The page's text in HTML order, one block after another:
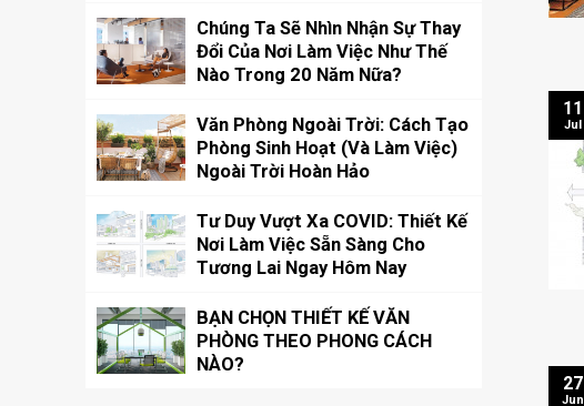
Chúng Ta Sẽ Nhìn Nhận Sự Thay
Đổi Của Nơi Làm Việc Như Thế
Nào Trong 20 Năm Nữa?
Văn Phòng Ngoài Trời: Cách Tạo
Phòng Sinh Hoạt (Và Làm Việc)
Ngoài Trời Hoàn Hảo
Tư Duy Vượt Xa COVID: Thiết Kế
Nơi Làm Việc Sẵn Sàng Cho
Tương Lai Ngay Hôm Nay
BẠN CHỌN THIẾT KẾ VĂN
PHÒNG THEO PHONG CÁCH
NÀO?
11
Jul
27
Jun